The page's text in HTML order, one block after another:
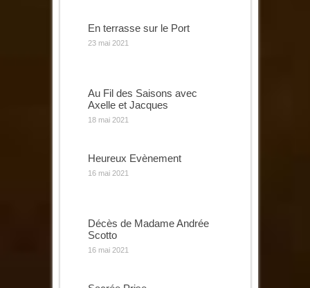
En terrasse sur le Port
23 mai 2021
Au Fil des Saisons avec
Axelle et Jacques
18 mai 2021
Heureux Evènement
16 mai 2021
Décès de Madame Andrée
Scotto
16 mai 2021